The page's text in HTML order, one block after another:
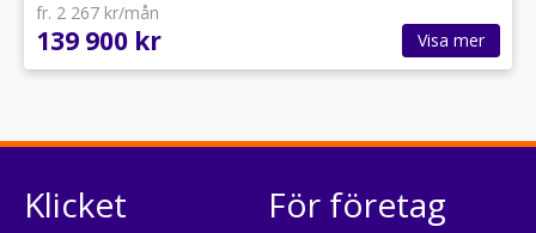
fr. 2 267 kr/mån
139 900 kr Visa mer
Klicket För företag